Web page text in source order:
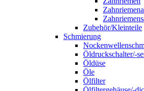
Zubehör/Kleinteile
Schmierung
Öldruckschalter/-
Öldüse
Öle
Ölfilter